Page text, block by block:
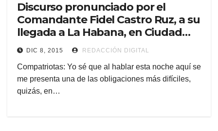
Discurso pronunciado por el
Comandante Fidel Castro Ruz, a su
llegada a La Habana, en Ciudad
Libertad, el 8 de enero de 1959
DIC 8, 2015 REDACCIÓN DIGITAL
Compatriotas: Yo sé que al hablar esta noche aquí se
me presenta una de las obligaciones más difíciles,
quizás, en…